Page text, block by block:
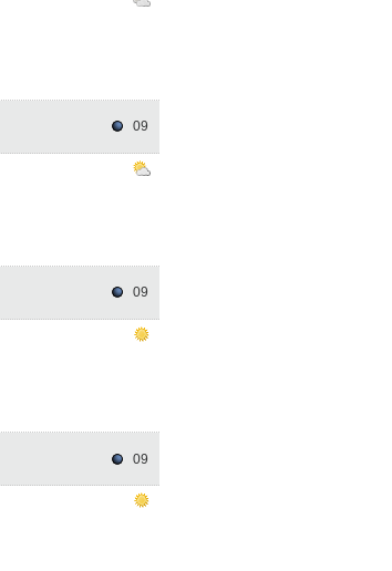
09
09
09